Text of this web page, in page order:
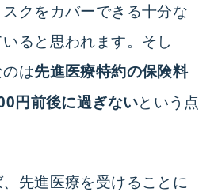
クをカバーできる十分な
ると思われます。そし
は先進医療特約の保険料
円前後に過ぎないという点
先進医療を受けることに